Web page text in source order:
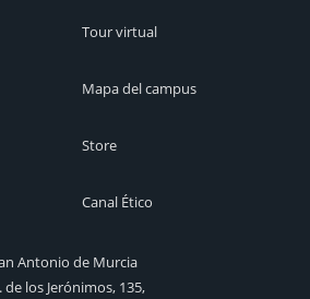
Tour virtual
Mapa del campus
Store
Canal Ético
Antonio de Murcia
los Jerónimos, 135,